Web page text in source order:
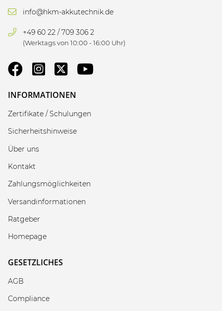
info@hkm-akkutechnik.de
+49 60 22 / 709 306 2
(Werktags von 10:00 - 16:00 Uhr)
INFORMATIONEN
Zertifikate / Schulungen
Sicherheitshinweise
Über uns
Kontakt
Zahlungsmöglichkeiten
Versandinformationen
Ratgeber
Homepage
GESETZLICHES
AGB
Compliance